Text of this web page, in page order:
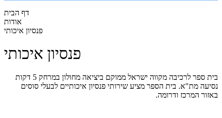
דף הבית
אודות
פנסיון איכותי
פנסיון איכותי
בית ספר לרכיבה מקווה ישראל ממוקם ביציאה מחולון במרחק 5 דקות
נסיעה מת"א. בית הספר מציע שירותי פנסיון איכותיים לבעלי סוסים
באזור המרכז ודרומה.